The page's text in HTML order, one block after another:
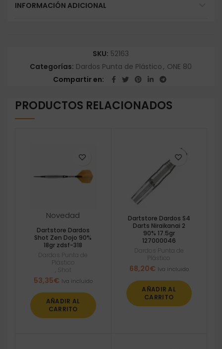
INFORMACIÓN ADICIONAL
SKU: 52163
Categorías: Dardos Punta de Plástico, ONE 80
Compartir en
PRODUCTOS RELACIONADOS
Novedad
Dartstore Dardos
Shot Zen Dojo 90%
18gr zdsf-318
Dardos Punta de
Plástico
Shot
53,35€ Iva incluido
AÑADIR AL
CARRITO
Dartstore Dardos S4
Darts Niraikanai 2
90% 17.5gr
127000046
Dardos Punta de
Plástico
68,20€ Iva incluido
AÑADIR AL
CARRITO